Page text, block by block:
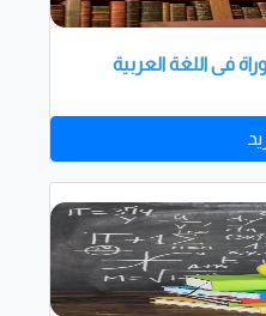
فى اللغة العربية